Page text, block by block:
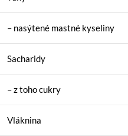
– nasýtené mastné kyseliny
Sacharidy
– z toho cukry
Vláknina